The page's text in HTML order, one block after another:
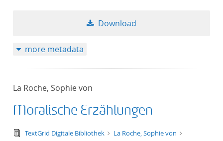
Download
more metadata
La Roche, Sophie von
Moralische Erzählungen
text/tg.edition+tg.aggregation+xml
TextGrid Digitale Bibliothek
La Roche, Sophie von